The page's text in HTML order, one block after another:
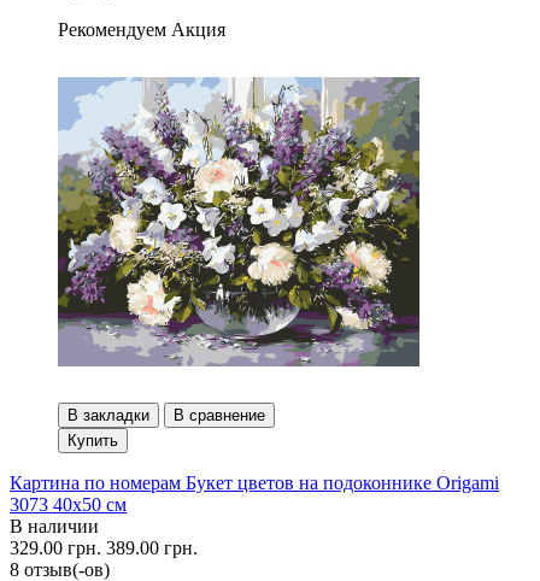
Рекомендуем Акция
В закладки
В сравнение
Купить
Картина по номерам Букет цветов на подоконнике Origami
3073 40x50 см
В наличии
329.00 грн. 389.00 грн.
8 отзыв(-ов)